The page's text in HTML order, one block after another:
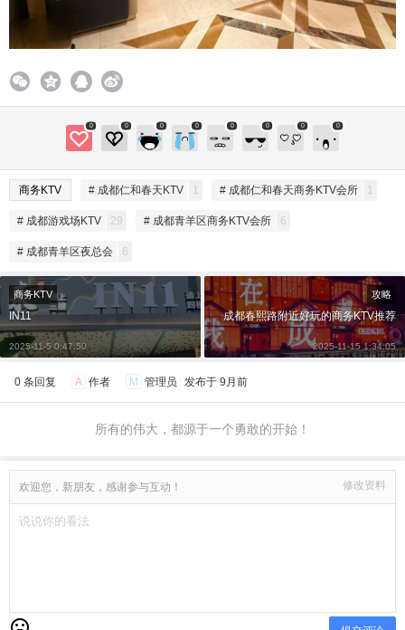
0 0 0 0 0 0 0 0
商务KTV # 成都仁和春天KTV 1 # 成都仁和春天商务KTV会所 1
# 成都游戏场KTV 29 # 成都青羊区商务KTV会所 6
# 成都青羊区夜总会 6
商务KTV
IN11
2025-11-5 0:47:50
攻略
成都春熙路附近好玩的商务KTV推荐
2025-11-15 1:34:05
0 条回复 A 作者 M 管理员 发布于 9月前
所有的伟大，都源于一个勇敢的开始！
欢迎您，新朋友，感谢参与互动！ 修改资料